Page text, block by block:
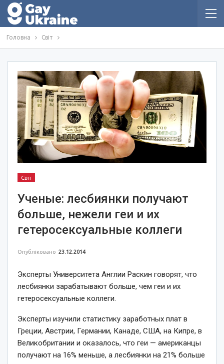
Головна Світ
Світ
Ученые: лесбиянки получают
больше, нежели геи и их
гетеросексуальные коллеги
Опубліковано 23.12.2014
Эксперты Университета Англии Раскин говорят, что
лесбиянки зарабатывают больше, чем геи и их
гетеросексуальные коллеги.
Эксперты изучили статистику заработных плат в
Греции, Австрии, Германии, Канаде, США, на Кипре, в
Великобритании и оказалось, что геи — американцы
получают на 16% меньше, а лесбиянки на 21% больше